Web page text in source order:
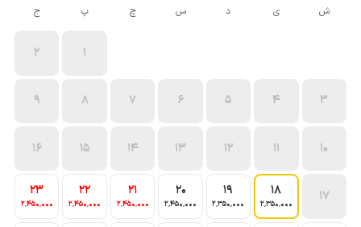
ش ی د س چ پ ج
1
2
3
4
5
6
7
8
9
10
11
12
13
14
15
16
17
18
2٬350٬000
19
2٬350٬000
20
2٬450٬000
21
2٬450٬000
22
2٬450٬000
23
2٬450٬000